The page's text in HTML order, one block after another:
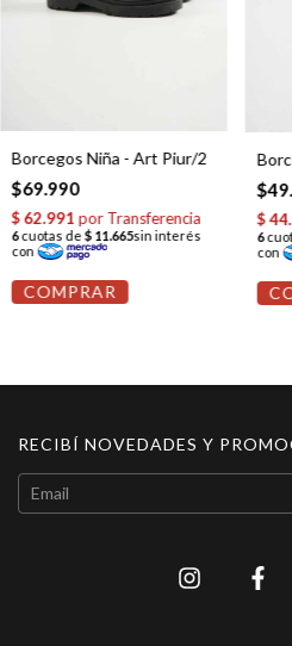
Borcegos Niña - Art Piur/2
$69.990
COMPRAR
RECIBÍ NOVEDADES Y